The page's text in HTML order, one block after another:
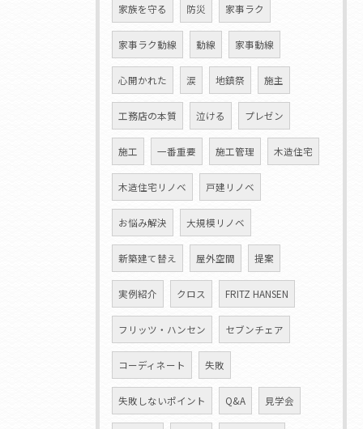
家族を守る 防災 家事ラク
家事ラク動線 動線 家事動線
心開かれた 涙 地鎮祭 施主
工務店の本質 泣ける プレゼン
施工 一番重要 施工管理 木造住宅
木造住宅リノベ 戸建リノベ
お悩み解決 大規模リノベ
新築建て替え 屋外空間 提案
実例紹介 クロス FRITZ HANSEN
フリッツ・ハンセン セブンチェア
コーディネート 失敗
失敗しないポイント Q&A 見学会